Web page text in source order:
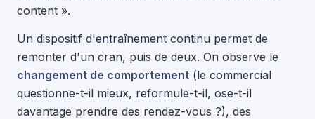
content ».
Un dispositif d'entraînement continu permet de
remonter d'un cran, puis de deux. On observe le
changement de comportement (le commercial
questionne-t-il mieux, reformule-t-il, ose-t-il
davantage prendre des rendez-vous ?), des